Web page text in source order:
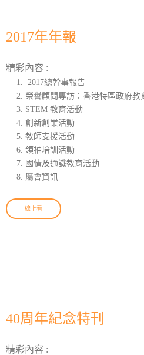
2017年年報
精彩內容 :
2017總幹事報告
榮譽顧問專訪：香港特區政府教
STEM 教育活動
創新創業活動
教師支援活動
領袖培訓活動
國情及通識教育活動
屬會資訊
線上看
40周年紀念特刊
精彩內容 :